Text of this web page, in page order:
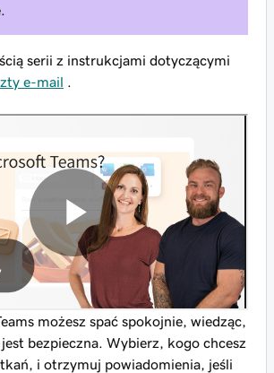
serii z instrukcjami dotyczącymi
e-mail
możesz spać spokojnie, wiedząc,
bezpieczna. Wybierz, kogo chcesz
i otrzymuj powiadomienia, jeśli